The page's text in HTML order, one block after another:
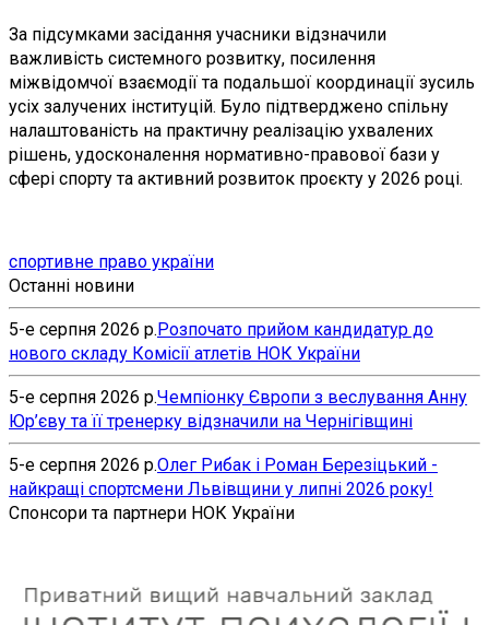
За підсумками засідання учасники відзначили
важливість системного розвитку, посилення
міжвідомчої взаємодії та подальшої координації зусиль
усіх залучених інституцій. Було підтверджено спільну
налаштованість на практичну реалізацію ухвалених
рішень, удосконалення нормативно-правової бази у
сфері спорту та активний розвиток проєкту у 2026 році.
спортивне право україни
Останні новини
5-е серпня 2026 р.Розпочато прийом кандидатур до
нового складу Комісії атлетів НОК України
5-е серпня 2026 р.Чемпіонку Європи з веслування Анну
Юр’єву та її тренерку відзначили на Чернігівщині
5-е серпня 2026 р.Олег Рибак і Роман Березіцький -
найкращі спортсмени Львівщини у липні 2026 року!
Спонсори та партнери НОК України